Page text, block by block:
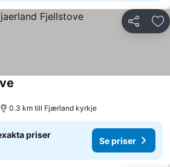
Dela
0.3 km till Fjærland kyrkje
priser
Se priser